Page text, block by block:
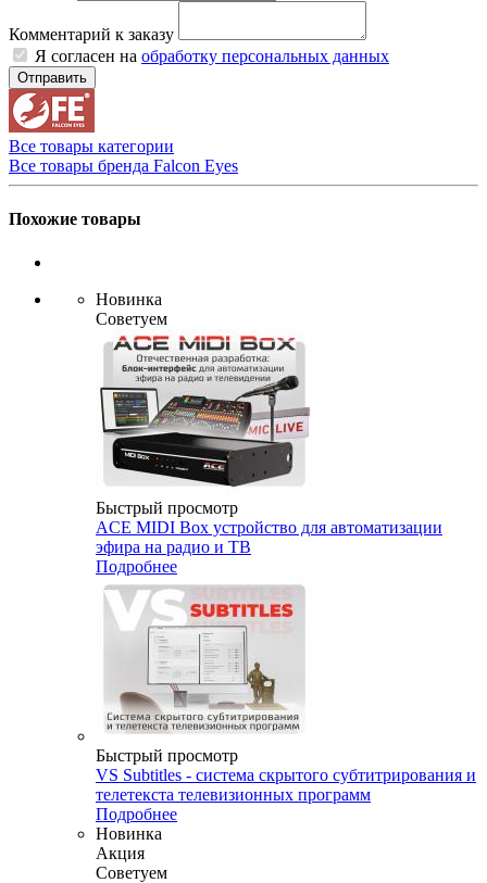
Комментарий к заказу
Я согласен на обработку персональных данных
Отправить
Все товары категории
Все товары бренда Falcon Eyes
Похожие товары
Новинка
Советуем
Быстрый просмотр
ACE MIDI Box устройство для автоматизации
эфира на радио и ТВ
Подробнее
Быстрый просмотр
VS Subtitles - система скрытого субтитрирования и
телетекста телевизионных программ
Подробнее
Новинка
Акция
Советуем